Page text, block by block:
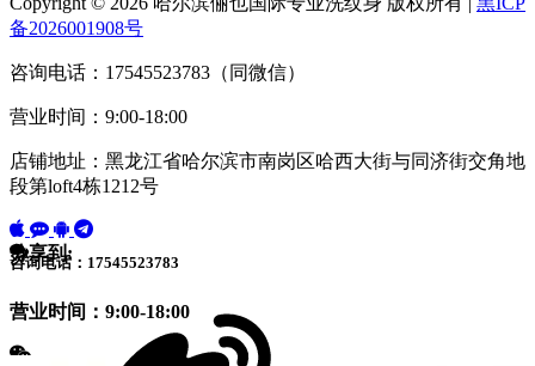
备2026001908号
咨询电话：17545523783（同微信）
营业时间：9:00-18:00
店铺地址：黑龙江省哈尔滨市南岗区哈西大街与同济街交角地
段第loft4栋1212号
咨询电话：17545523783
营业时间：9:00-18:00
分享到: